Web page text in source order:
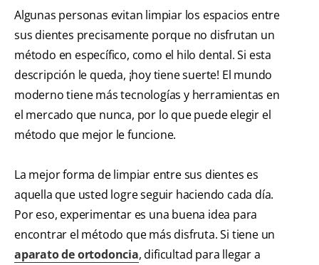
Algunas personas evitan limpiar los espacios entre
sus dientes precisamente porque no disfrutan un
método en específico, como el hilo dental. Si esta
descripción le queda, ¡hoy tiene suerte! El mundo
moderno tiene más tecnologías y herramientas en
el mercado que nunca, por lo que puede elegir el
método que mejor le funcione.
La mejor forma de limpiar entre sus dientes es
aquella que usted logre seguir haciendo cada día.
Por eso, experimentar es una buena idea para
encontrar el método que más disfruta. Si tiene un
aparato de ortodoncia, dificultad para llegar a